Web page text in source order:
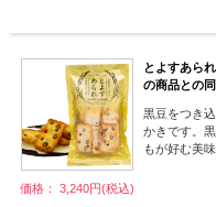
とよすあら
の商品との同
黒豆をつき
かきです。
もが好む美
価格： 3,240円(税込)